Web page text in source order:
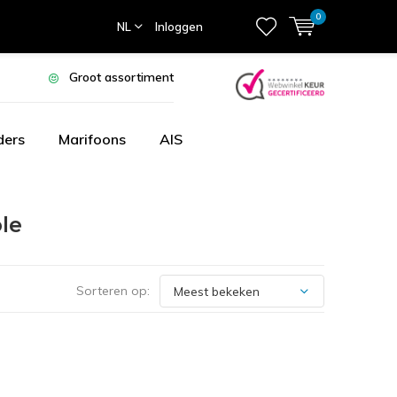
NL Inloggen
0
Groot assortiment
Marifoons AIS
Sorteren op: